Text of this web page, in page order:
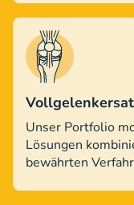
Unser Portfolio
Lösungen
bewährten